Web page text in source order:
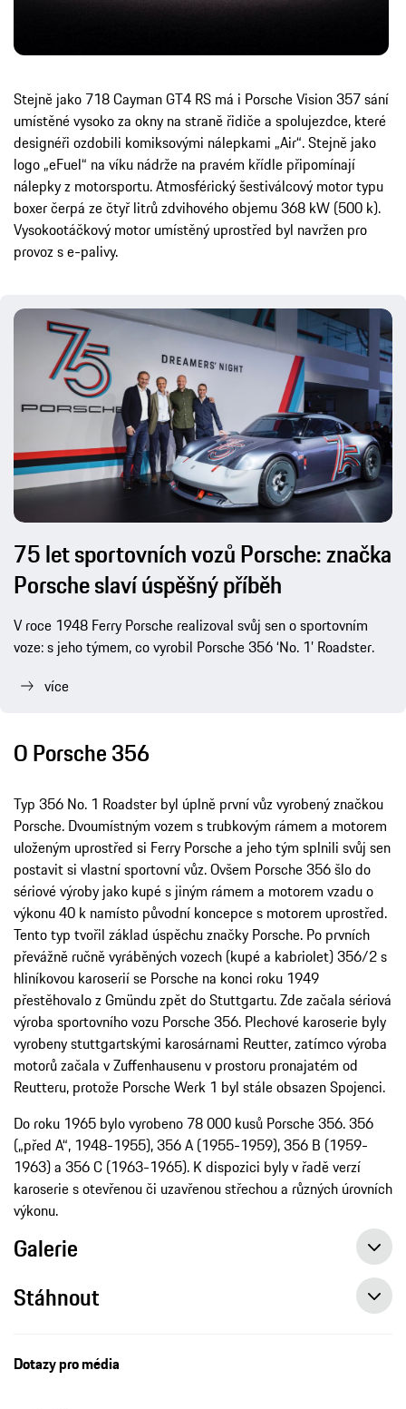
Stejně jako 718 Cayman GT4 RS má i Porsche Vision 357 sání
umístěné vysoko za okny na straně řidiče a spolujezdce, které
designéři ozdobili komiksovými nálepkami „Air“. Stejně jako
logo „eFuel“ na víku nádrže na pravém křídle připomínají
nálepky z motorsportu. Atmosférický šestiválcový motor typu
boxer čerpá ze čtyř litrů zdvihového objemu 368 kW (500 k).
Vysokootáčkový motor umístěný uprostřed byl navržen pro
provoz s e-palivy.
75 let sportovních vozů Porsche: značka
Porsche slaví úspěšný příběh
V roce 1948 Ferry Porsche realizoval svůj sen o sportovním
voze: s jeho týmem, co vyrobil Porsche 356 ‘No. 1’ Roadster.
více
O Porsche 356
Typ 356 No. 1 Roadster byl úplně první vůz vyrobený značkou
Porsche. Dvoumístným vozem s trubkovým rámem a motorem
uloženým uprostřed si Ferry Porsche a jeho tým splnili svůj sen
postavit si vlastní sportovní vůz. Ovšem Porsche 356 šlo do
sériové výroby jako kupé s jiným rámem a motorem vzadu o
výkonu 40 k namísto původní koncepce s motorem uprostřed.
Tento typ tvořil základ úspěchu značky Porsche. Po prvních
převážně ručně vyráběných vozech (kupé a kabriolet) 356/2 s
hliníkovou karoserií se Porsche na konci roku 1949
přestěhovalo z Gmündu zpět do Stuttgartu. Zde začala sériová
výroba sportovního vozu Porsche 356. Plechové karoserie byly
vyrobeny stuttgartskými karosárnami Reutter, zatímco výroba
motorů začala v Zuffenhausenu v prostoru pronajatém od
Reutteru, protože Porsche Werk 1 byl stále obsazen Spojenci.
Do roku 1965 bylo vyrobeno 78 000 kusů Porsche 356. 356
(„před A“, 1948-1955), 356 A (1955-1959), 356 B (1959-
1963) a 356 C (1963-1965). K dispozici byly v řadě verzí
karoserie s otevřenou či uzavřenou střechou a různých úrovních
výkonu.
Galerie
Stáhnout
Dotazy pro média